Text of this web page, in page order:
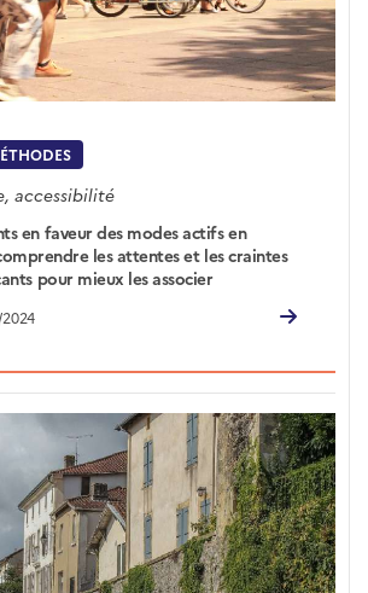
accessibilité
en faveur des modes actifs en
les attentes et les craintes
pour mieux les associer